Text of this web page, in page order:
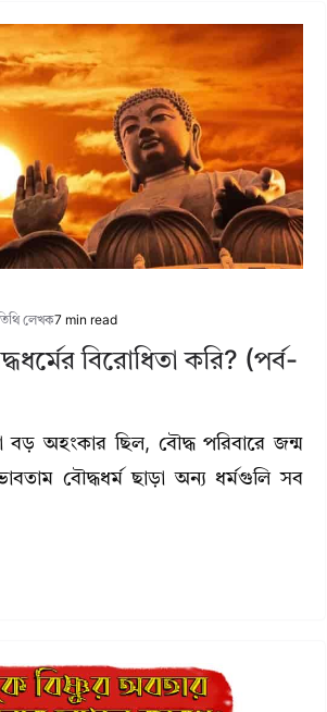
লেখক7 min read
বিরোধিতা করি? (পর্ব-
বড় অহংকার ছিল, বৌদ্ধ পরিবারে জন্ম
বৌদ্ধধর্ম ছাড়া অন্য ধর্মগুলি সব